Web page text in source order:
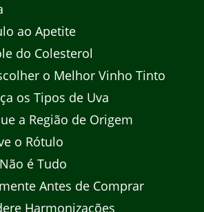
ao Apetite
do Colesterol
o Melhor Vinho Tinto
os Tipos de Uva
a Região de Origem
o Rótulo
é Tudo
Antes de Comprar
Harmonizações